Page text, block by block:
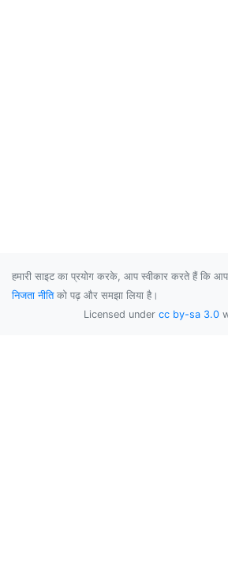
हमारी साइट का प्रयोग करके, आप स्वीकार करते हैं कि
निजता नीतिको पढ़ और समझा लिया है।
Licensed under cc by-sa 3.0